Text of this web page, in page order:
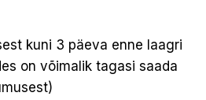
kuni 3 päeva enne laagri
on võimalik tagasi saada